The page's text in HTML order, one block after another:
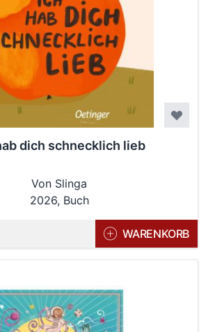
dich schnecklich lieb
Von Slinga
2026, Buch
WARENKORB